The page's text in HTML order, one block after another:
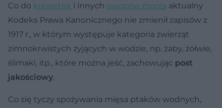
Co do krewetek i innych owoców morza aktualny
Kodeks Prawa Kanonicznego nie zmienił zapisów z
1917 r., w którym występuje kategoria zwierząt
zimnokrwistych żyjących w wodzie, np. żaby, żółwie,
ślimaki, itp., które można jeść, zachowując post
jakościowy.
Co się tyczy spożywania mięsa ptaków wodnych,